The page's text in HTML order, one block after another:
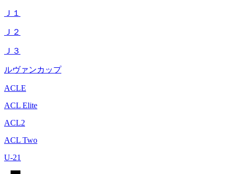
Ｊ１
Ｊ２
Ｊ３
ルヴァンカップ
ACLE
ACL Elite
ACL2
ACL Two
U-21